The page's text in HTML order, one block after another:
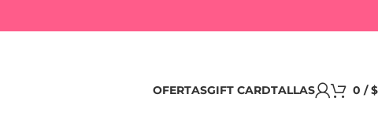
OFERTASGIFT CARDTALLAS 0 / $